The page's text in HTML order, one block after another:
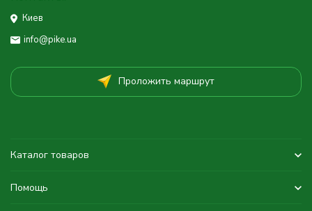
Киев
info@pike.ua
Проложить маршрут
Каталог товаров
Помощь